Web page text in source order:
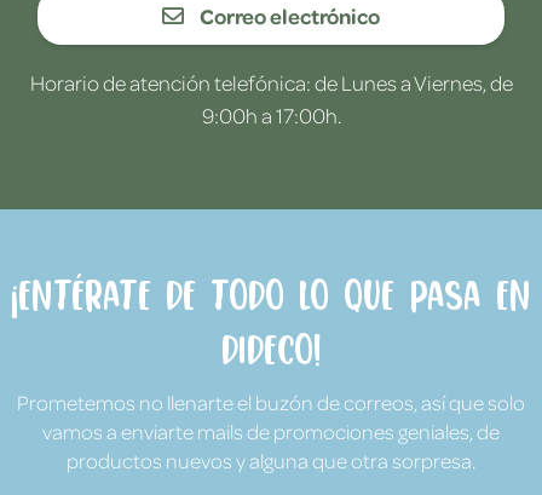
Correo electrónico
Horario de atención telefónica: de Lunes a Viernes, de
9:00h a 17:00h.
¡Entérate de todo lo que pasa en
Dideco!
Prometemos no llenarte el buzón de correos, así que solo
vamos a enviarte mails de promociones geniales, de
productos nuevos y alguna que otra sorpresa.